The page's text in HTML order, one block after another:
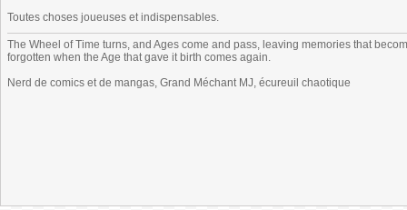
Toutes choses joueuses et indispensables.
The Wheel of Time turns, and Ages come and pass, leaving memories that
forgotten when the Age that gave it birth comes again.
Nerd de comics et de mangas, Grand Méchant MJ, écureuil chaotique